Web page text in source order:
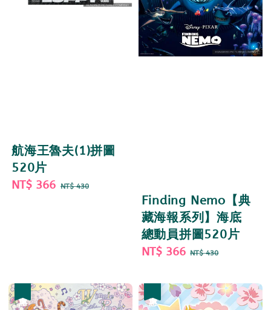
航海王魯夫(1)拼圖
520片
Sale
NT$ 366 Regular
NT$ 430
Finding Nemo【典
藏海報系列】海底
總動員拼圖520片
Sale
NT$ 366 Regular
NT$ 430